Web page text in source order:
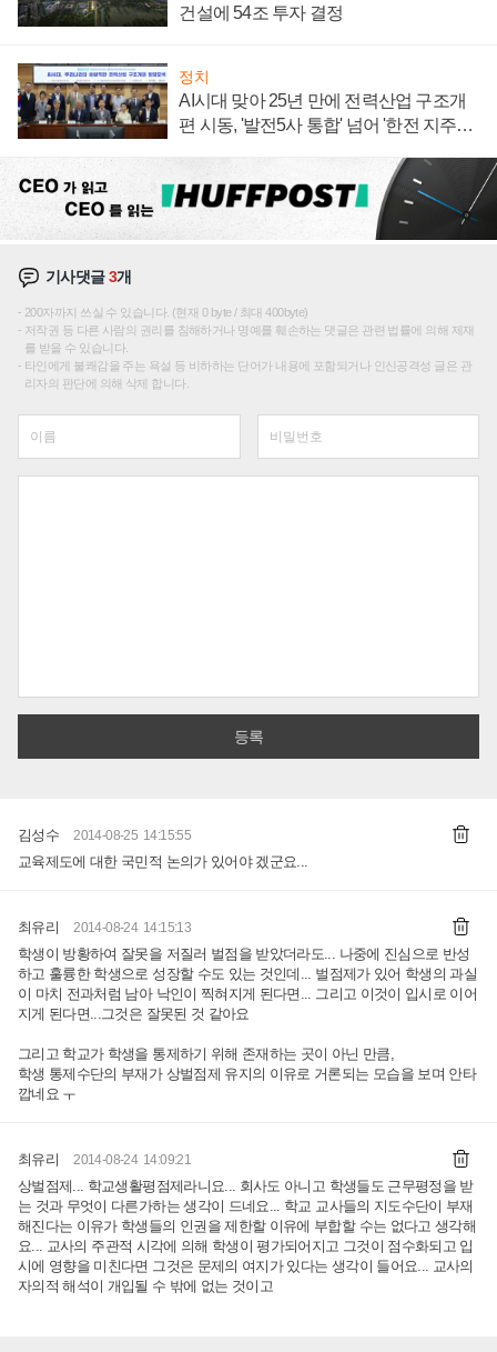
건설에 54조 투자 결정
정치
AI시대 맞아 25년 만에 전력산업 구조개
편 시동, '발전5사 통합' 넘어 '한전 지주사'
기사댓글3개
200자까지 쓰실 수 있습니다. (현재 0 byte / 최대 400byte)
저작권 등 다른 사람의 권리를 침해하거나 명예를 훼손하는 댓글은 관련 법률에 의해 제재
를 받을 수 있습니다.
타인에게 불쾌감을 주는 욕설 등 비하하는 단어가 내용에 포함되거나 인신공격성 글은 관
리자의 판단에 의해 삭제 합니다.
김성수 2014-08-25 14:15:55
교육제도에 대한 국민적 논의가 있어야 겠군요...
최유리 2014-08-24 14:15:13
학생이 방황하여 잘못을 저질러 벌점을 받았더라도... 나중에 진심으로 반성
하고 훌륭한 학생으로 성장할 수도 있는 것인데... 벌점제가 있어 학생의 과실
이 마치 전과처럼 남아 낙인이 찍혀지게 된다면... 그리고 이것이 입시로 이어
지게 된다면...그것은 잘못된 것 같아요
그리고 학교가 학생을 통제하기 위해 존재하는 곳이 아닌 만큼,
학생 통제수단의 부재가 상벌점제 유지의 이유로 거론되는 모습을 보며 안타
깝네요 ㅜ
최유리 2014-08-24 14:09:21
상벌점제... 학교생활평점제라니요... 회사도 아니고 학생들도 근무평정을 받
는 것과 무엇이 다른가하는 생각이 드네요... 학교 교사들의 지도수단이 부재
해진다는 이유가 학생들의 인권을 제한할 이유에 부합할 수는 없다고 생각해
요... 교사의 주관적 시각에 의해 학생이 평가되어지고 그것이 점수화되고 입
시에 영향을 미친다면 그것은 문제의 여지가 있다는 생각이 들어요... 교사의
자의적 해석이 개입될 수 밖에 없는 것이고